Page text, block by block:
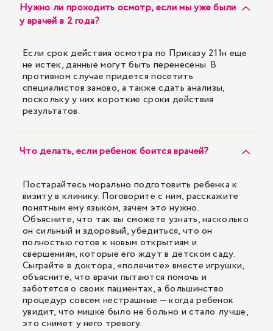
Нужно ли проходить осмотр, если мы уже были
у врачей в 2 года?
Если срок действия осмотра по Приказу 211н еще
не истек, данные могут быть перенесены. В
противном случае придется посетить
специалистов заново, а также сдать анализы,
поскольку у них короткие сроки действия
результатов.
Что делать, если ребенок боится врачей?
Постарайтесь морально подготовить ребенка к
визиту в клинику. Поговорите с ним, расскажите
понятным ему языком, зачем это нужно.
Объясните, что так вы сможете узнать, насколько
он сильный и здоровый, убедиться, что он
полностью готов к новым открытиям и
свершениям, которые его ждут в детском саду.
Сыграйте в доктора, «полечите» вместе игрушки,
объясните, что врачи пытаются помочь и
заботятся о своих пациентах, а большинство
процедур совсем нестрашные — когда ребенок
увидит, что мишке было не больно и стало лучше,
это снимет у него тревогу.